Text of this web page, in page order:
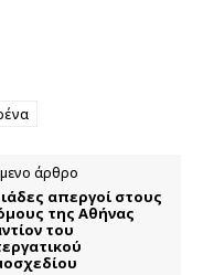
άρθρο
απεργοί στους
της Αθήνας
του